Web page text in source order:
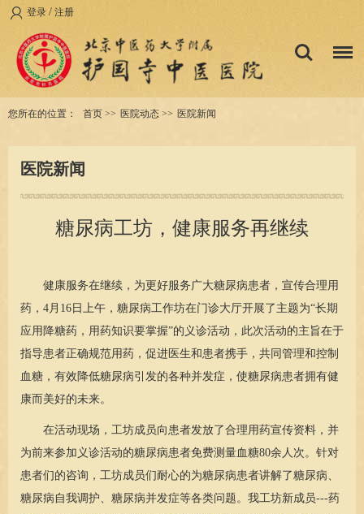
登录 / 注册
您所在的位置： 首页 >> 医院动态 >> 医院新闻
医院新闻
糖尿病工坊，健康服务再继续
健康服务在继续，为更好服务广大糖尿病患者，宣传合理用
药，4月16日上午，糖尿病工作坊在门诊大厅开展了主题为“长期
应用降糖药，用药知识要掌握”的义诊活动，此次活动的主旨在于
指导患者正确规范用药，促进医生和患者携手，共同管理和控制
血糖，有效降低糖尿病引发的各种并发症，使糖尿病患者拥有健
康而美好的未来。
在活动现场，工坊成员向患者发放了合理用药宣传资料，并
为前来参加义诊活动的糖尿病患者免费测量血糖80余人次。针对
患者们的咨询，工坊成员们耐心的为糖尿病患者讲解了糖尿病、
糖尿病自我调护、糖尿病并发症等各类问题。我工坊新成员---药